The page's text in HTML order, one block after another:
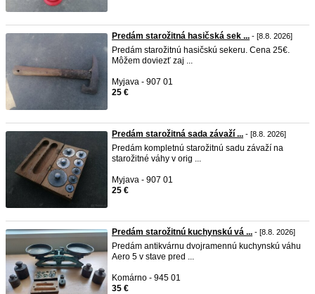
Predám starožitná hasičská sek ... - [8.8. 2026]
Predám starožitnú hasičskú sekeru. Cena 25€.
Môžem doviezť zaj ...
Myjava - 907 01
25 €
Predám starožitná sada závaží ... - [8.8. 2026]
Predám kompletnú starožitnú sadu závaží na
starožitné váhy v orig ...
Myjava - 907 01
25 €
Predám starožitnú kuchynskú vá ... - [8.8. 2026]
Predám antikvárnu dvojramennú kuchynskú váhu
Aero 5 v stave pred ...
Komárno - 945 01
35 €